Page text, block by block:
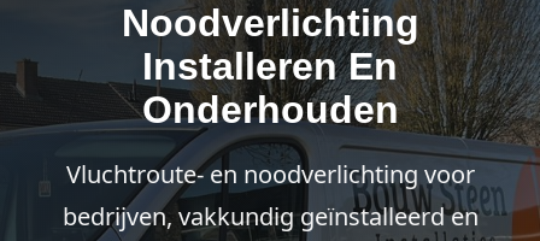
Noodverlichting
Installeren En
Onderhouden
Vluchtroute- en noodverlichting voor
bedrijven, vakkundig geïnstalleerd en